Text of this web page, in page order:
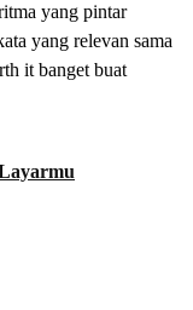
yang pintar
yang relevan sama
it banget buat